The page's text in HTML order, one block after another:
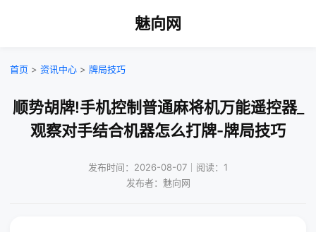
魅向网
首页 > 资讯中心 > 牌局技巧
顺势胡牌!手机控制普通麻将机万能遥控器_
观察对手结合机器怎么打牌-牌局技巧
发布时间：2026-08-07｜阅读：1
发布者：魅向网